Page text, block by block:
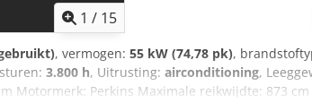
1 / 15
, vermogen: 55 kW (74,78 pk),
3.800 h, Uitrusting: airconditioning,
Motormerk: Perkins Maximale reikwijdte: 873